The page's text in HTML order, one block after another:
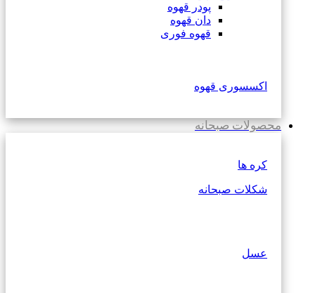
پودر قهوه
دان قهوه
قهوه فوری
اکسسوری قهوه
محصولات صبحانه
کره ها
شکلات صبحانه
عسل